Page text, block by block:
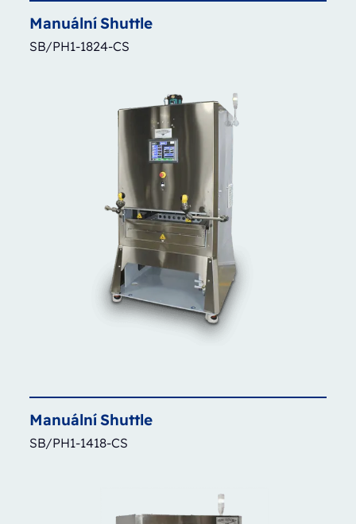
ManuálníShuttle
SB/PH1-1824-CS
ManuálníShuttle
SB/PH1-1418-CS